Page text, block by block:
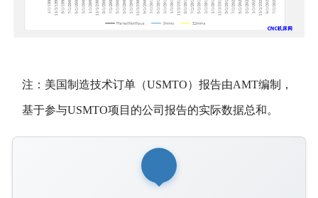
注：美国制造技术订单（USMTO）报告由AMT编制，
基于参与USMTO项目的公司报告的实际数据总和。